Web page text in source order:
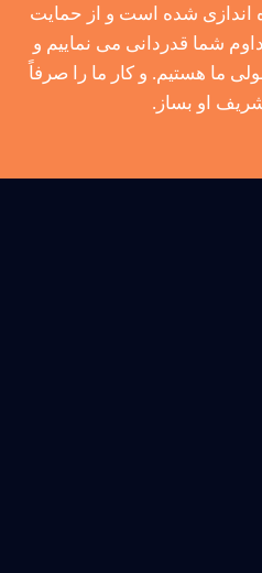
شده است و از حمایت
شما قدردانی می نماییم و
ما هستیم. و کار ما را صرفاً
او بساز.